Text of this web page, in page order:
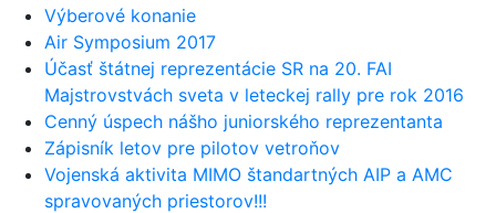
Výberové konanie
Air Symposium 2017
Účasť štátnej reprezentácie SR na 20. FAI
Majstrovstvách sveta v leteckej rally pre rok 2016
Cenný úspech nášho juniorského reprezentanta
Zápisník letov pre pilotov vetroňov
Vojenská aktivita MIMO štandartných AIP a AMC
spravovaných priestorov!!!